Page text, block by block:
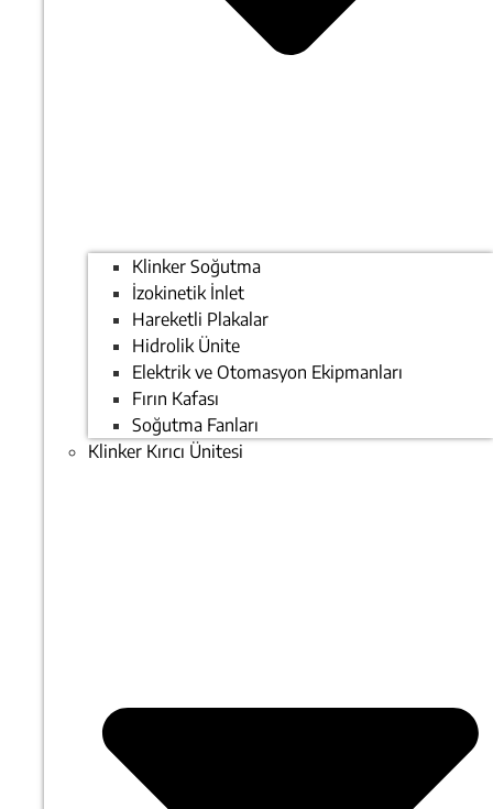
Klinker Soğutma
İzokinetik İnlet
Hareketli Plakalar
Hidrolik Ünite
Elektrik ve Otomasyon Ekipmanları
Fırın Kafası
Soğutma Fanları
Klinker Kırıcı Ünitesi